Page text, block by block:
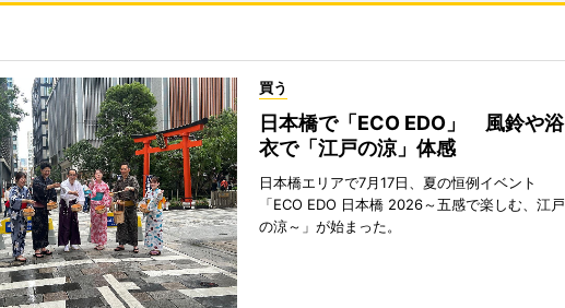
買う
日本橋で「ECO EDO」 風鈴や浴
衣で「江戸の涼」体感
日本橋エリアで7月17日、夏の恒例イベント
「ECO EDO 日本橋 2026～五感で楽しむ、江戸
の涼～」が始まった。